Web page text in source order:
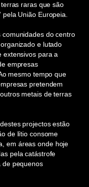
raras que são
União Europeia.
do centro
e lutado
extensivos para a
empresas
mesmo tempo que
pretendem
metais de terras
projectos estão
de lítio consome
em áreas onde hoje
pela catástrofe
de pequenos